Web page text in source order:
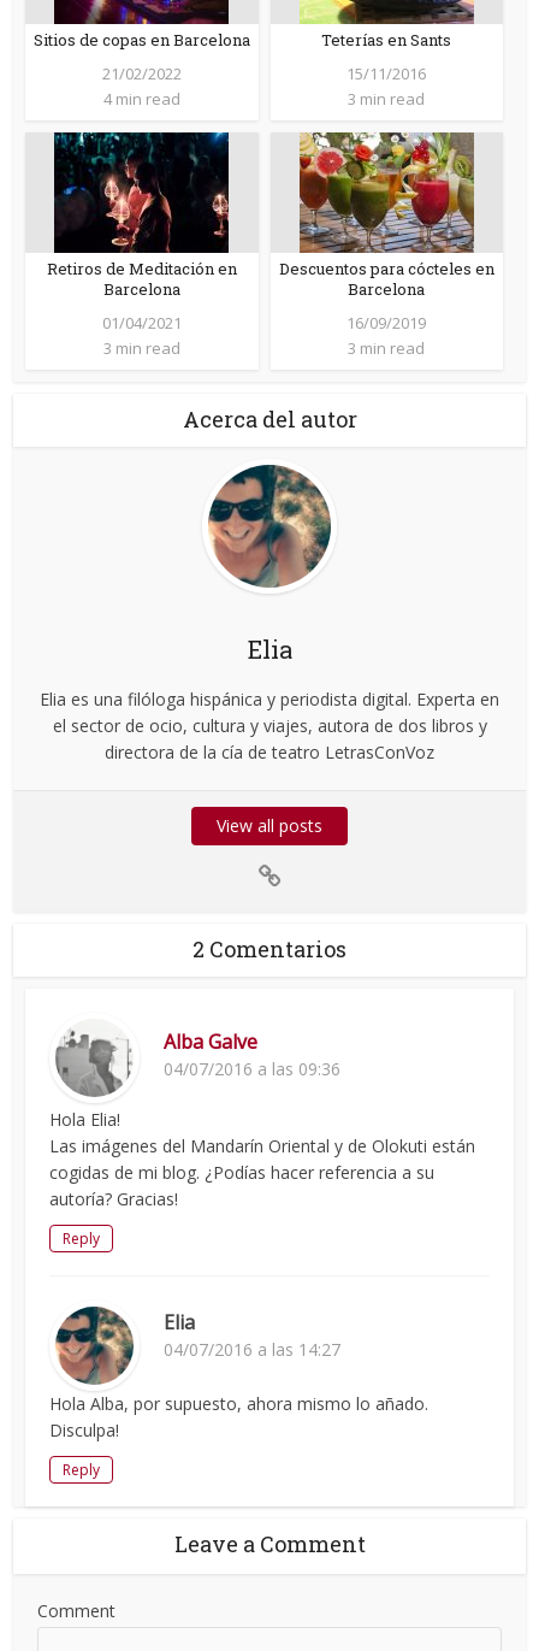
Sitios de copas en Barcelona
21/02/2022
4 min read
Teterías en Sants
15/11/2016
3 min read
Retiros de Meditación en
Barcelona
01/04/2021
3 min read
Descuentos para cócteles en
Barcelona
16/09/2019
3 min read
Acerca del autor
Elia
Elia es una filóloga hispánica y periodista digital. Experta en
el sector de ocio, cultura y viajes, autora de dos libros y
directora de la cía de teatro LetrasConVoz
View all posts
2 Comentarios
Alba Galve
04/07/2016 a las 09:36
Hola Elia!
Las imágenes del Mandarín Oriental y de Olokuti están
cogidas de mi blog. ¿Podías hacer referencia a su
autoría? Gracias!
Reply
Elia
04/07/2016 a las 14:27
Hola Alba, por supuesto, ahora mismo lo añado.
Disculpa!
Reply
Leave a Comment
Comment